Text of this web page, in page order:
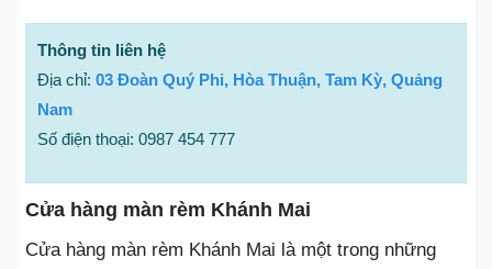
Thông tin liên hệ
Địa chỉ: 03 Đoàn Quý Phi, Hòa Thuận, Tam Kỳ, Quảng
Nam
Số điện thoại: 0987 454 777
Cửa hàng màn rèm Khánh Mai
Cửa hàng màn rèm Khánh Mai là một trong những